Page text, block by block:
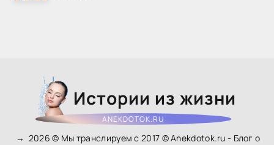
Истории из жизни
ANEKDOTOK.RU
→ 2026 © Мы транслируем с 2017 © Anekdotok.ru - Блог о